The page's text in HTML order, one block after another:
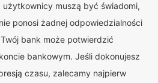
muszą być świadomi,
ponosi żadnej odpowiedzialności
bank może potwierdzić
bankowym. Jeśli dokonujesz
czasu, zalecamy najpierw